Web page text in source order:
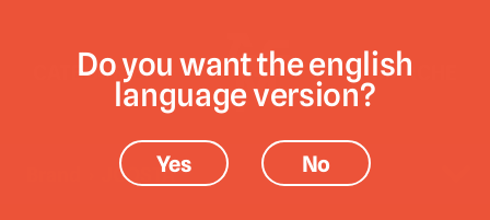
CATEGORIE MARCHE
Brand › JCOSTA
Do you want the english
language version?
Yes No